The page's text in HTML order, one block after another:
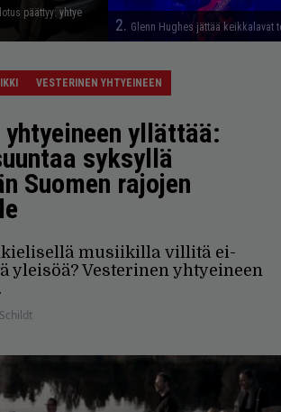
päättyy: yhtye
2. Glenn Hughes jättää keikkalavat
VESTERINEN YHTYEINEEN
yhtyeineen yllättää:
syksyllä
Suomen rajojen
musiikilla villitä ei-
yleisöä? Vesterinen yhtyeineen